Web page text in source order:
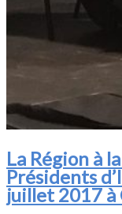
La Région à
Présidents
juillet 2017 à